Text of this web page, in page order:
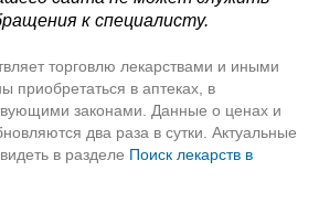
к специалисту.
торговлю лекарствами и иными
приобретаться в аптеках, в
законами. Данные о ценах и
два раза в сутки. Актуальные
в разделе Поиск лекарств в